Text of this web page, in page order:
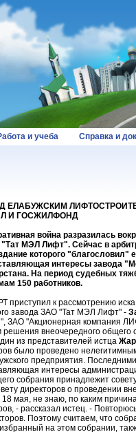
и учеба Справка и
ЕЛАБУЖСКИМ
И ГОСЖИЛФОНД
война разразилась
МЭЛ Лифт". Сейчас в
которого
интересы завода
На период судебных
150 работников.
приступил к рассмотрению
завода ЗАО "Тат МЭЛ Лифт" -
ЗАО "Акционерная компания
внеочередного общего
из представителей истца
было проведено
предприятия.
интересы
собрания принадлежит
директоров о проведении
мая, не знаю, по каким
- рассказал истец. -
Поэтому считаем, что
на этом собрании,